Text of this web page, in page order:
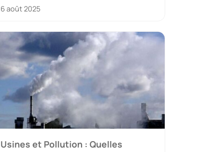
6 août 2025
Usines et Pollution : Quelles